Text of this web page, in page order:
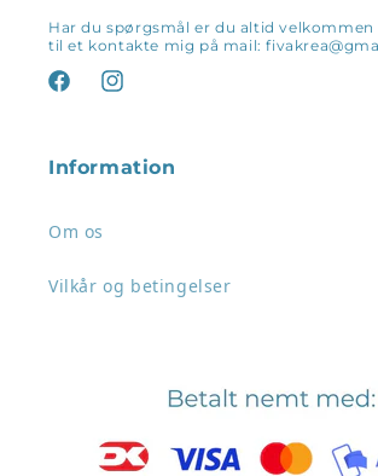
Har du spørgsmål er du altid velkommen
til et kontakte mig på mail:
FacebookInstagram
Information
Om os
Vilkår og betingelser